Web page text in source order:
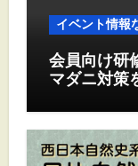
イベント情報
会員向け研
マダニ対策